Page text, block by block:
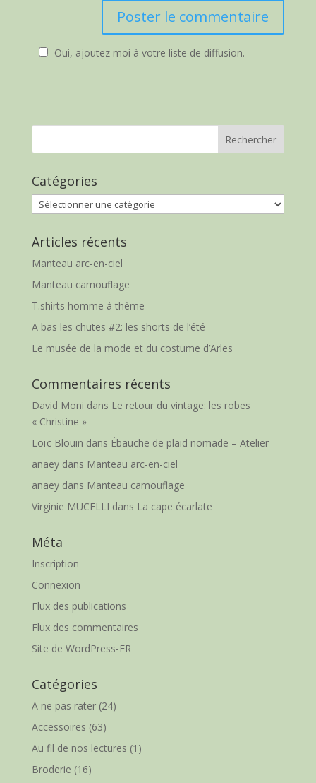
Oui, ajoutez moi à votre liste de diffusion.
Catégories
Catégories
Articles récents
Manteau arc-en-ciel
Manteau camouflage
T.shirts homme à thème
A bas les chutes #2: les shorts de l’été
Le musée de la mode et du costume d’Arles
Commentaires récents
David Moni dans Le retour du vintage: les robes
« Christine »
Loïc Blouin dans Ébauche de plaid nomade – Atelier
anaeydans Manteau arc-en-ciel
anaeydans Manteau camouflage
Virginie MUCELLI dans La cape écarlate
Méta
Inscription
Connexion
Flux des publications
Flux des commentaires
Site de WordPress-FR
Catégories
A ne pas rater(24)
Accessoires (63)
Au fil de nos lectures (1)
Broderie (16)